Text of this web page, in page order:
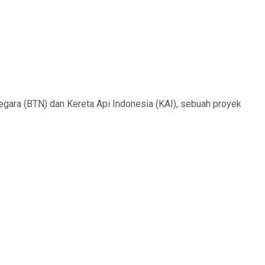
(BTN) dan Kereta Api Indonesia (KAI), sebuah proyek